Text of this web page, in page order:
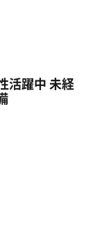
活躍中 未経